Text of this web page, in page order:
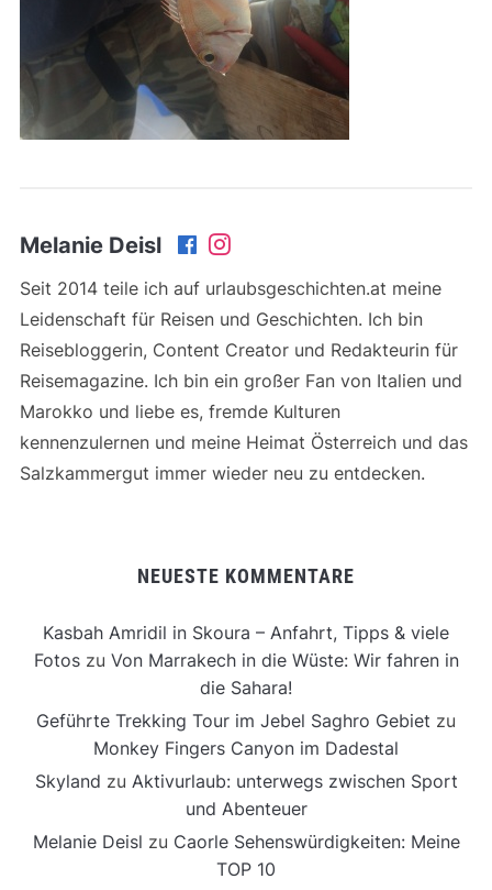
Melanie Deisl
Seit 2014 teile ich auf urlaubsgeschichten.at meine
Leidenschaft für Reisen und Geschichten. Ich bin
Reisebloggerin, Content Creator und Redakteurin für
Reisemagazine. Ich bin ein großer Fan von Italien und
Marokko und liebe es, fremde Kulturen
kennenzulernen und meine Heimat Österreich und das
Salzkammergut immer wieder neu zu entdecken.
NEUESTE KOMMENTARE
Kasbah Amridil in Skoura – Anfahrt, Tipps & viele
Fotoszu Von Marrakech in die Wüste: Wir fahren in
die Sahara!
Geführte Trekking Tour im Jebel Saghro Gebiet zu
Monkey Fingers Canyon im Dadestal
Skyland zu Aktivurlaub: unterwegs zwischen Sport
und Abenteuer
Melanie Deisl zu Caorle Sehenswürdigkeiten: Meine
TOP 10